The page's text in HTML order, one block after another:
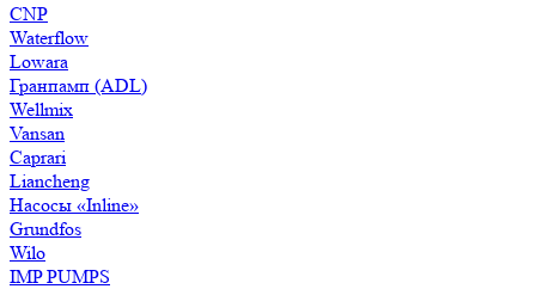
CNP
Waterflow
Lowara
Гранпамп (ADL)
Wellmix
Vansan
Caprari
Liancheng
Насосы «Inline»
Grundfos
Wilo
IMP PUMPS